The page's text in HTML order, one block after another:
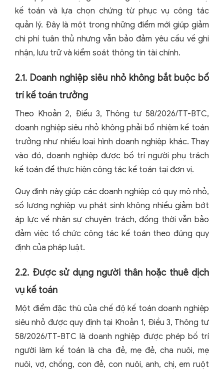
kế toán và lựa chọn chứng từ phục vụ công tác
quản lý. Đây là một trong những điểm mới giúp giảm
chi phí tuân thủ nhưng vẫn bảo đảm yêu cầu về ghi
nhận, lưu trữ và kiểm soát thông tin tài chính.
2.1. Doanh nghiệp siêu nhỏ không bắt buộc bố
trí kế toán trưởng
Theo Khoản 2, Điều 3, Thông tư 58/2026/TT-BTC,
doanh nghiệp siêu nhỏ không phải bổ nhiệm kế toán
trưởng như nhiều loại hình doanh nghiệp khác. Thay
vào đó, doanh nghiệp được bố trí người phụ trách
kế toán để thực hiện công tác kế toán tại đơn vị.
Quy định này giúp các doanh nghiệp có quy mô nhỏ,
số lượng nghiệp vụ phát sinh không nhiều giảm bớt
áp lực về nhân sự chuyên trách, đồng thời vẫn bảo
đảm việc tổ chức công tác kế toán theo đúng quy
định của pháp luật.
2.2. Được sử dụng người thân hoặc thuê dịch
vụ kế toán
Một điểm đặc thù của chế độ kế toán doanh nghiệp
siêu nhỏ được quy định tại Khoản 1, Điều 3, Thông tư
58/2026/TT-BTC là doanh nghiệp được phép bố trí
người làm kế toán là cha đẻ, mẹ đẻ, cha nuôi, mẹ
nuôi, vợ, chồng, con đẻ, con nuôi, anh, chị, em ruột